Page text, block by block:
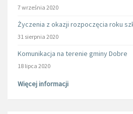
7 września 2020
Życzenia z okazji rozpoczęcia roku
31 sierpnia 2020
Komunikacja na terenie gminy Dobre
18 lipca 2020
Więcej informacji